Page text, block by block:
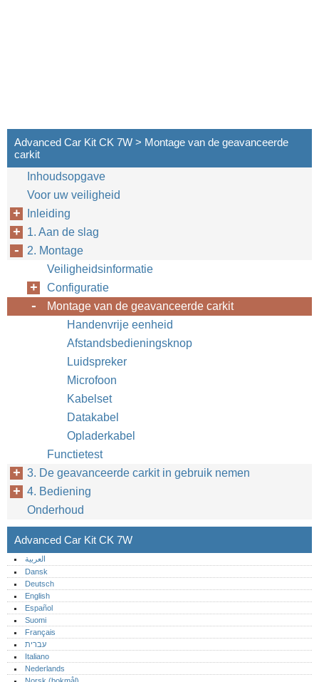
Advanced Car Kit CK 7W > Montage van de geavanceerde
carkit
Inhoudsopgave
Voor uw veiligheid
Inleiding
1. Aan de slag
2. Montage
Veiligheidsinformatie
Configuratie
Montage van de geavanceerde carkit
Handenvrije eenheid
Afstandsbedieningsknop
Luidspreker
Microfoon
Kabelset
Datakabel
Opladerkabel
Functietest
3. De geavanceerde carkit in gebruik nemen
4. Bediening
Onderhoud
Advanced Car Kit CK 7W
العربية
Dansk
Deutsch
English
Español
Suomi
Français
עברית
Italiano
Nederlands